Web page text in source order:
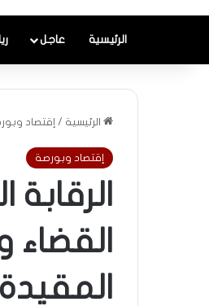
الرئيسية عاجل
الرئيسية / إقتصاد
إقتصاد وبورصة
القضاء